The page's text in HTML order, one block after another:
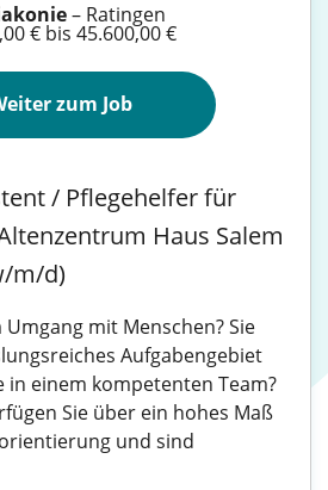
– Ratingen
€ bis 45.600,00 €
zum Job
/ Pflegehelfer für
Haus Salem
m/d)
Umgang mit Menschen? Sie
Aufgabengebiet
einem kompetenten Team?
Sie über ein hohes Maß
und sind